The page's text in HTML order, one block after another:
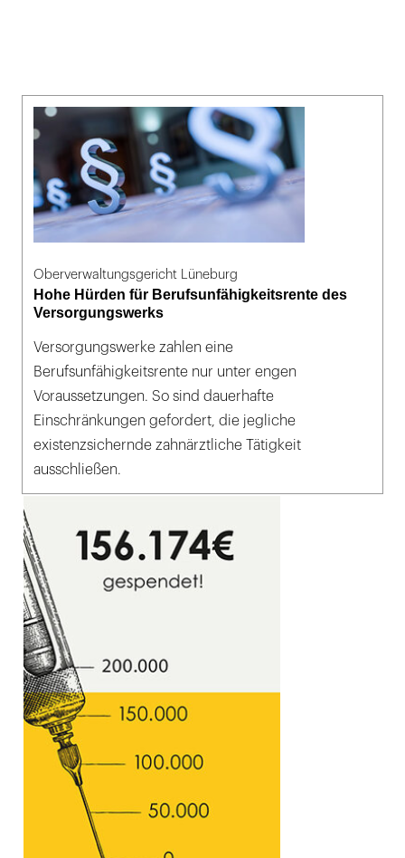
Oberverwaltungsgericht Lüneburg
Hohe Hürden für Berufsunfähigkeitsrente des
Versorgungswerks
Versorgungswerke zahlen eine
Berufsunfähigkeitsrente nur unter engen
Voraussetzungen. So sind dauerhafte
Einschränkungen gefordert, die jegliche
existenzsichernde zahnärztliche Tätigkeit
ausschließen.